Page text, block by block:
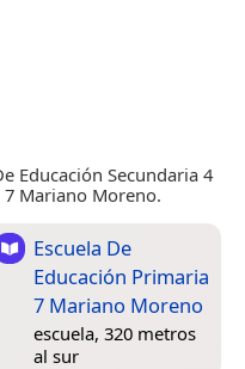
Educación Secundaria 4
7 Mariano Moreno.
Escuela De
Educación Primaria
7 Mariano Moreno
escuela, 320 metros
al sur